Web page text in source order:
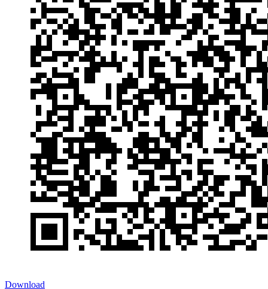
Download